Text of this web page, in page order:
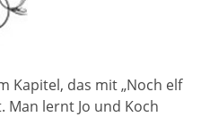
Kapitel, das mit „Noch elf
Man lernt Jo und Koch